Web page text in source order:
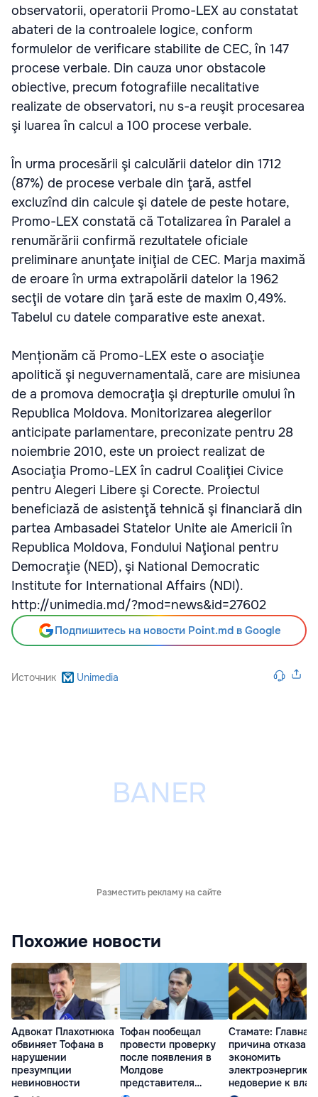
observatorii, operatorii Promo-LEX au constatat
abateri de la controalele logice, conform
formulelor de verificare stabilite de CEC, în 147
procese verbale. Din cauza unor obstacole
obiective, precum fotografiile necalitative
realizate de observatori, nu s-a reuşit procesarea
şi luarea în calcul a 100 procese verbale.
În urma procesării şi calculării datelor din 1712
(87%) de procese verbale din ţară, astfel
excluzînd din calcule şi datele de peste hotare,
Promo-LEX constată că Totalizarea în Paralel a
renumărării confirmă rezultatele oficiale
preliminare anunţate iniţial de CEC. Marja maximă
de eroare în urma extrapolării datelor la 1962
secţii de votare din ţară este de maxim 0,49%.
Tabelul cu datele comparative este anexat.
Menționăm că Promo-LEX este o asociaţie
apolitică şi neguvernamentală, care are misiunea
de a promova democraţia şi drepturile omului în
Republica Moldova. Monitorizarea alegerilor
anticipate parlamentare, preconizate pentru 28
noiembrie 2010, este un proiect realizat de
Asociaţia Promo-LEX în cadrul Coaliţiei Civice
pentru Alegeri Libere şi Corecte. Proiectul
beneficiază de asistenţă tehnică şi financiară din
partea Ambasadei Statelor Unite ale Americii în
Republica Moldova, Fondului Naţional pentru
Democraţie (NED), şi National Democratic
Institute for International Affairs (NDI).
http://unimedia.md/?mod=news&id=27602
Подпишитесь на новости Point.md в Google
Источник Unimedia
Разместить рекламу на сайте
Похожие новости
Адвокат Плахотнюка
обвиняет Тофана в
нарушении
презумпции
невиновности
Тофан пообещал
провести проверку
после появления в
Молдове
представителя
Стамате: Главная
причина отказа
экономить
электроэнергию
недоверие к